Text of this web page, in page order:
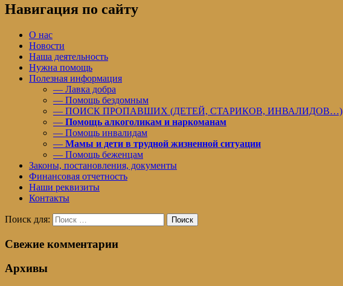
Навигация по сайту
О нас
Новости
Наша деятельность
Нужна помощь
Полезная информация
— Лавка добра
— Помощь бездомным
— ПОИСК ПРОПАВШИХ (ДЕТЕЙ, СТАРИКОВ, ИНВАЛИДОВ…)
— Помощь алкоголикам и наркоманам
— Помощь инвалидам
— Мамы и дети в трудной жизненной ситуации
— Помощь беженцам
Законы, постановления, документы
Финансовая отчетность
Наши реквизиты
Контакты
Поиск для: Поиск
Свежие комментарии
Архивы